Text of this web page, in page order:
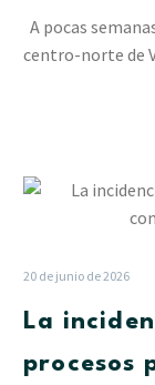
A pocas
centro-norte de
20 de junio de 2026
La
procesos